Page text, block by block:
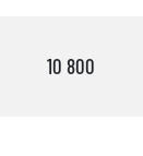
10 800